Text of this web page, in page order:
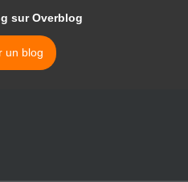
sur Overblog
un blog